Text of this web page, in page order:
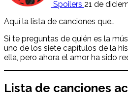
Spoilers 21 de
Aquí la lista de canciones que…
Si te preguntas de quién es la
uno de los siete capítulos de la
ella, pero ahora el amor ha sido
Lista de canciones